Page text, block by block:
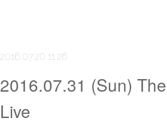
2016.07.20 11:26
2016.07.31 (Sun)
Live